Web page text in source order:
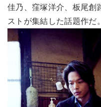
佳乃、窪塚洋介、板尾創
ストが集結した話題作だ。